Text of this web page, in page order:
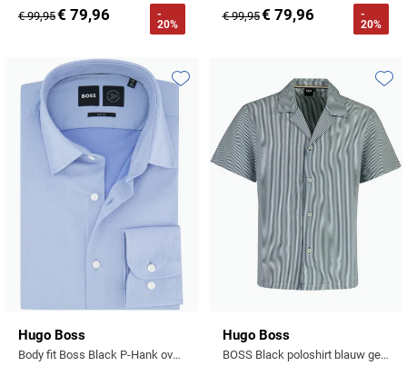
€ 99,95€ 79,96
-
20%
€ 99,95€ 79,96
-
20%
Hugo Boss
Body fit Boss Black P-Hank overhemd lichtblauw semi-wide collar
Toevoegen aan favorieten
Hugo Boss
BOSS Black poloshirt blauw gestreept doorknoop